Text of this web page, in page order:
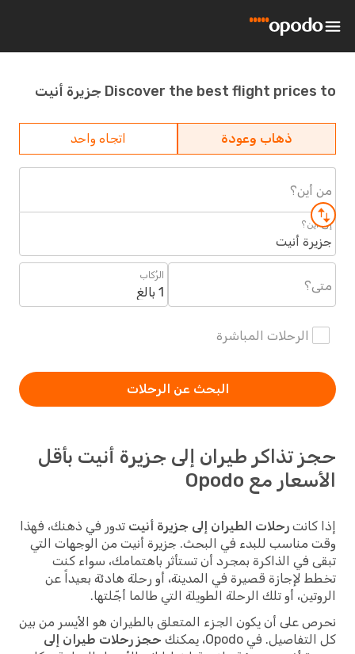
Discover the best flight prices to جزيرة أنيت
ذهاب وعودة اتجاه واحد
من أين؟
إلى أين؟
جزيرة أنيت
متى؟
الرُكاب
1 بالغ
الرحلات المباشرة
البحث عن الرحلات
حجز تذاكر طيران إلى جزيرة أنيت بأقل
الأسعار مع Opodo
إذا كانت رحلات الطيران إلى جزيرة أنيت تدور في ذهنك، فهذا
وقت مناسب للبدء في البحث. جزيرة أنيت من الوجهات التي
تبقى في الذاكرة بمجرد أن تستأثر باهتمامك، سواء كنت
تخطط لإجازة قصيرة في المدينة، أو رحلة هادئة بعيداً عن
الروتين، أو تلك الرحلة الطويلة التي طالما أجّلتها.
نحرص على أن يكون الجزء المتعلق بالطيران هو الأيسر من بين
كل التفاصيل. في Opodo، يمكنك
حجز رحلات طيران إلى